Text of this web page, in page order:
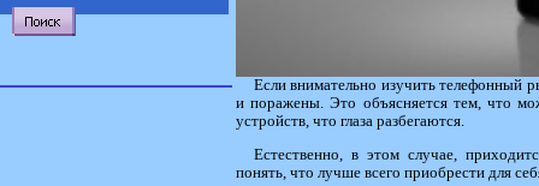
Если внимательно изучить телефонный
и поражены. Это объясняется тем, что
устройств, что глаза разбегаются.
Естественно, в этом случае,
понять, что лучше всего приобрести для